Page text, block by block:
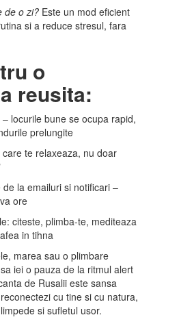
de o zi? Este un mod eficient
si a reduce stresul, fara
o
reusita:
locurile bune se ocupa rapid,
prelungite
te relaxeaza, nu doar
la emailuri si notificari –
ore
citeste, plimba-te, mediteaza
in tihna
marea sau o plimbare
iei o pauza de la ritmul alert
de Rusalii este sansa
cu tine si cu natura,
si sufletul usor.